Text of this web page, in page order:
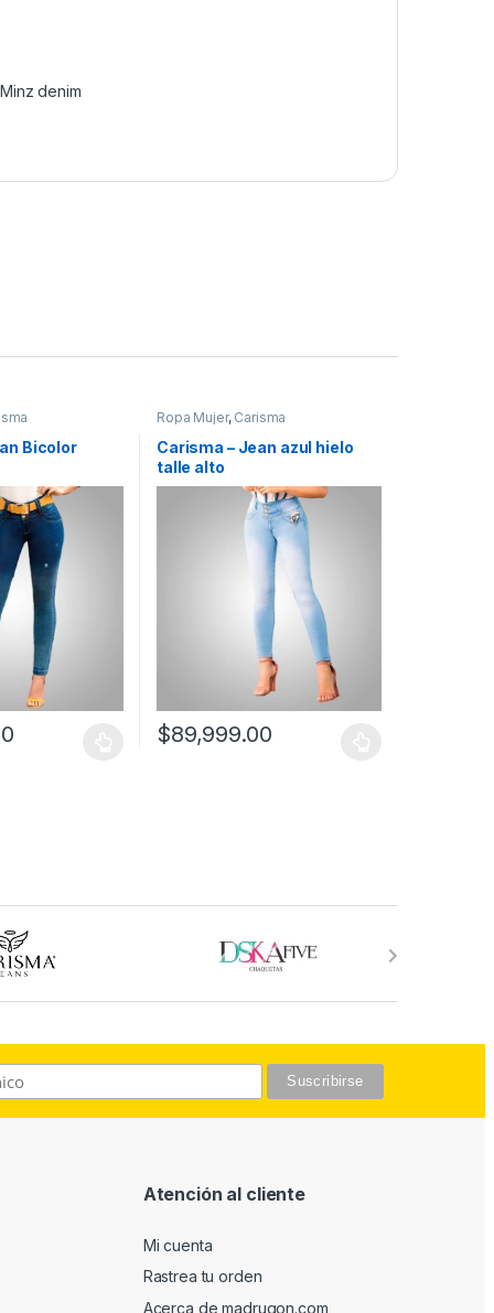
,Minz denim
Bicolor
Ropa Mujer, Carisma
Carisma – Jean azul hielo
talle alto
$89,999.00
Atención al cliente
Mi cuenta
Rastrea tu orden
Acerca de madrugon.com